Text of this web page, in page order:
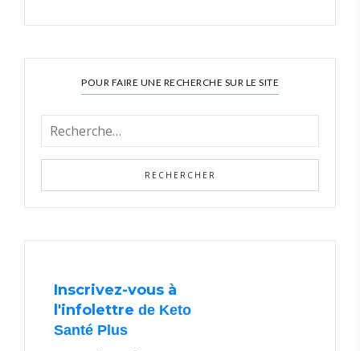
POUR FAIRE UNE RECHERCHE SUR LE SITE
Inscrivez-vous à
l'infolettre de Keto
Santé Plus